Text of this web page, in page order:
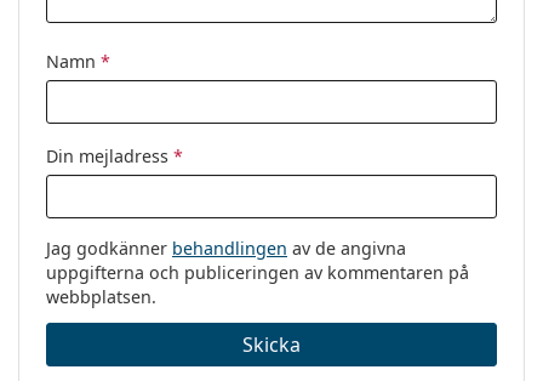
Namn *
Din mejladress *
Jag godkänner behandlingen av de angivna
uppgifterna och publiceringen av kommentaren på
webbplatsen.
Skicka